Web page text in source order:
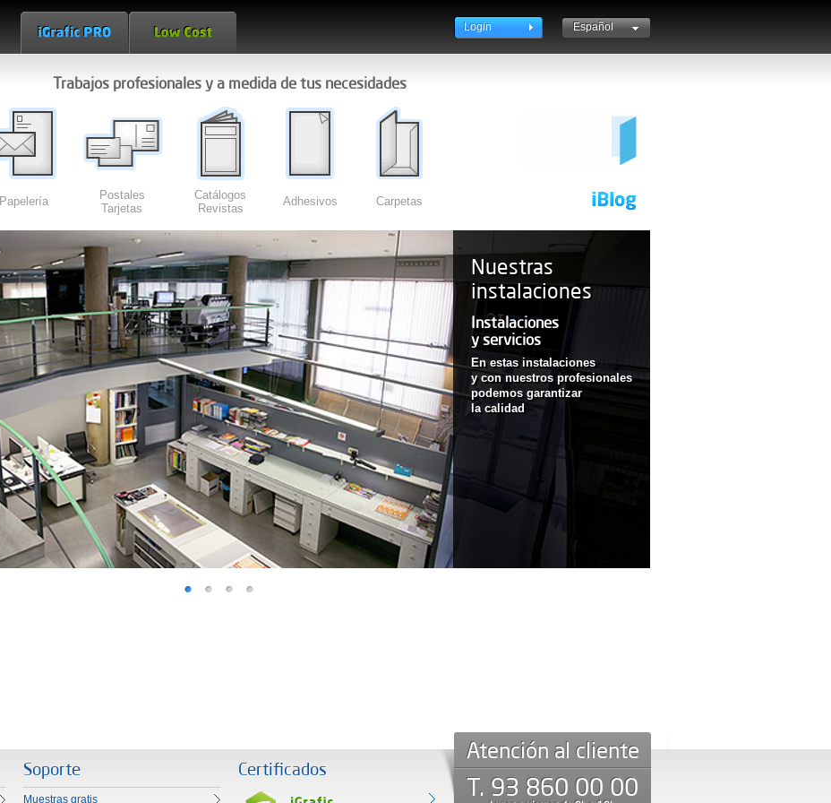
Login
Español
Trabajos profesionales y a medida de tus necesidades
Papelería
Postales
Tarjetas
Catálogos
Revistas
Adhesivos Carpetas
Nuestras
instalaciones
Instalaciones
y servicios
En estas instalaciones
y con nuestros profesionales
podemos garantizar
la calidad
Atención al cliente
T. 93 860 00 00
Soporte
Muestras gratis
Certificados